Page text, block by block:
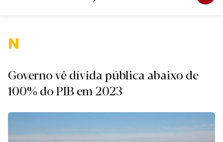
Naciona
Governo vê dívida pública abaixo de
100% do PIB em 2023